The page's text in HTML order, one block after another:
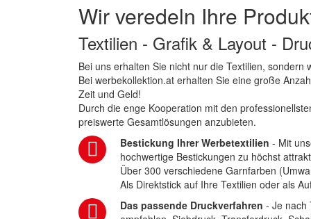
Wir veredeln Ihre
Textilien - Grafik & Layout -
Bei uns erhalten Sie nicht nur die Textilien,
Bei werbekollektion.at erhalten Sie eine große
Zeit und Geld!
Durch die enge Kooperation mit den
preiswerte Gesamtlösungen anzubieten.
Bestickung Ihrer Werbetextilien - Mit
hochwertige Bestickungen zu höchst
Über 300 verschiedene Garnfarben
Als Direktstick auf Ihre Textilien oder als
Das passende Druckverfahren - Je nach